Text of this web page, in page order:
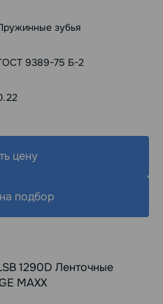
зубья
9389-75 Б-2
цену
подбор
1290D Ленточные
MAXX